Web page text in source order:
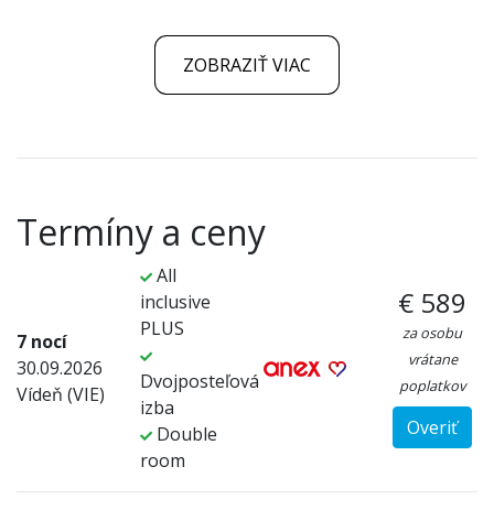
ZOBRAZIŤ VIAC
Termíny a ceny
7 nocí
30.09.2026
Vídeň (VIE)
All
inclusive
PLUS
Dvojposteľová
izba
Double
room
€ 589
za osobu
vrátane
poplatkov
Overiť